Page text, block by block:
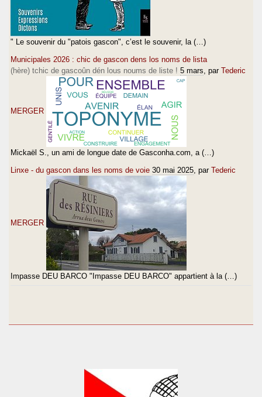
" Le souvenir du "patois gascon", c’est le souvenir, la (…)
Municipales 2026 : chic de gascon dens los noms de lista
(hère) tchic de gascoûn dén lous noums de liste ! 5 mars , par Tederic
MERGER
Mickaël S., un ami de longue date de Gasconha.com, a (…)
Linxe - du gascon dans les noms de voie 30 mai 2025 , par Tederic
MERGER
Impasse DEU BARCO "Impasse DEU BARCO" appartient à la (…)